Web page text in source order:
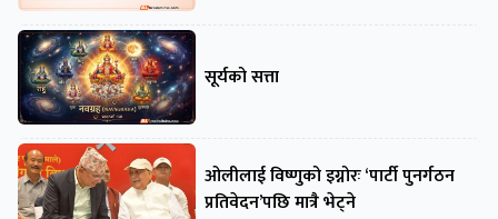
सूर्यको सत्ता
ओलीलाई विष्णुको इग्नोरः ‘पार्टी पुनर्गठन
प्रतिवेदन’पछि मात्रै भेट्ने